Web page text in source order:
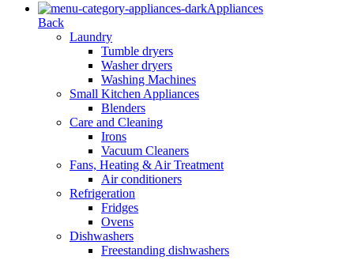
Appliances
Back
Laundry
Tumble dryers
Washer dryers
Washing Machines
Small Kitchen Appliances
Blenders
Care and Cleaning
Irons
Vacuum Cleaners
Fans, Heating & Air Treatment
Air conditioners
Refrigeration
Fridges
Ovens
Dishwashers
Freestanding dishwashers